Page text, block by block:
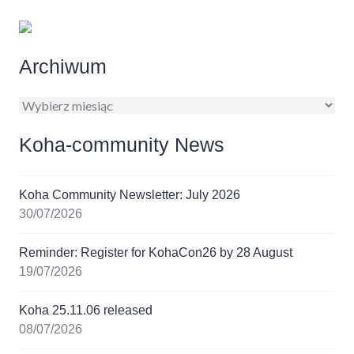
Archiwum
Archiwum
Koha-community News
Koha Community Newsletter: July 2026
30/07/2026
Reminder: Register for KohaCon26 by 28 August
19/07/2026
Koha 25.11.06 released
08/07/2026